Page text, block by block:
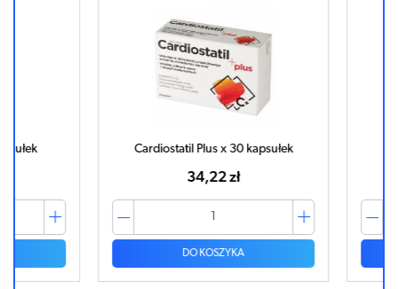
Cardiostatil Plus x 30 kapsułek
34,22 zł
DO KOSZYKA